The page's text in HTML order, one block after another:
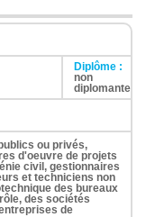
Diplôme :
non
diplomante
ou privés,
d'oeuvre de projets
civil, gestionnaires
et techniciens non
des bureaux
des sociétés
de